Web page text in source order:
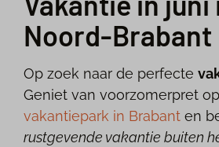
Noord-Brabant
Op zoek naar de perfecte
Geniet van voorzomerpret
vakantiepark in Brabant en
rustgevende vakantie buiten